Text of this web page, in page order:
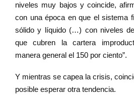
niveles muy bajos y coincide,
con una época en que el sistema
sólido y líquido (…) con niveles
que cubren la cartera
manera general el 150 por ciento”.
Y mientras se capea la crisis,
posible esperar otra tendencia.